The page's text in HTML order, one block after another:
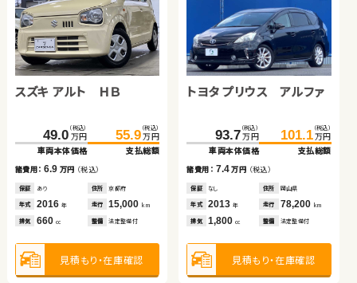
スズキ アルト ＨＢ
49.0 （税込）
万円
車両本体価格
55.9 （税込）
万円
支払総額
諸費用：6.9 万円 （税込）
保証 あり 住所 京都府
年式 2016 年 走行 15,000 km
排気 660 cc 整備 法定整備付
見積もり・在庫確認
トヨタ プリウス アルファ
93.7 （税込）
万円
車両本体価格
101.1 （税込）
万円
支払総額
諸費用： 7.4万円 （税込）
保証 なし 住所 岡山県
年式 2013年 走行 78,200 km
排気 1,800cc 整備 法定整備付
見積もり・在庫確認
ダイハツ ムーヴ キャンバ
ス
148.0
車両本体価格
153.7 万円
支払総額
諸費用：5.7万円（税込）
保証 あり 住所 福島県
年式 2023年 走行 41,300km
スバル フォレスター
88.9
車両本体価格
99.8 万円
支払総額
諸費用：10.9万円（税込）
保証 あり 住所 青森県
年式 2013年 走行 111,800km
スバル フォレスター ハイ
230.0 （税込）
万円
車両本体価格
239.0 （税込）
万円
支払総額
諸費用：9.0 万円 （税込）
保証 あり 住所 岡山県
年式 2020 年 走行 57,600 km
排気 2,000 整備 法定整備付
見積もり・在庫確認
スズキ ジムニーシエラ
276.7 （税込）
万円
車両本体価格
289.9 （税込）
万円
支払総額
諸費用： 13.2万円（税込）
保証 あり 住所 岩手県
年式 2025年 走行 11,100 km
排気 1,500cc 整備 法定整備付
見積もり・在庫確認